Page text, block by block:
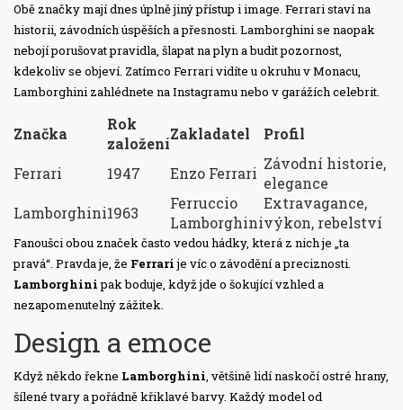
Obě značky mají dnes úplně jiný přístup i image. Ferrari staví na
historii, závodních úspěších a přesnosti. Lamborghini se naopak
nebojí porušovat pravidla, šlapat na plyn a budit pozornost,
kdekoliv se objeví. Zatímco Ferrari vidíte u okruhu v Monacu,
Lamborghini zahlédnete na Instagramu nebo v garážích celebrit.
Značka
Rok
založení
Zakladatel Profil
Ferrari 1947 Enzo Ferrari
Závodní historie,
elegance
Lamborghini1963
Ferruccio
Lamborghini
Extravagance,
výkon, rebelství
Fanoušci obou značek často vedou hádky, která z nich je „ta
pravá“. Pravda je, že Ferrarije víc o závodění a preciznosti.
Lamborghinipak boduje, když jde o šokující vzhled a
nezapomenutelný zážitek.
Design a emoce
Když někdo řekne Lamborghini, většině lidí naskočí ostré hrany,
šílené tvary a pořádně křiklavé barvy. Každý model od